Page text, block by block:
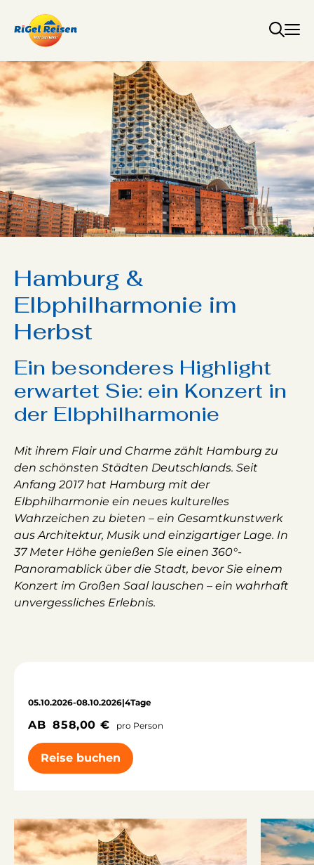
Inhalt
springen
Hamburg &
Elbphilharmonie im
Herbst
Ein besonderes Highlight
erwartet Sie: ein Konzert in
der Elbphilharmonie
Mit ihrem Flair und Charme zählt Hamburg zu
den schönsten Städten Deutschlands. Seit
Anfang 2017 hat Hamburg mit der
Elbphilharmonie ein neues kulturelles
Wahrzeichen zu bieten – ein Gesamtkunstwerk
aus Architektur, Musik und einzigartiger Lage. In
37 Meter Höhe genießen Sie einen 360°-
Panoramablick über die Stadt, bevor Sie einem
Konzert im Großen Saal lauschen – ein wahrhaft
unvergessliches Erlebnis.
05.10.2026-08.10.2026|4Tage
AB 858,00 € pro Person
Reise buchen